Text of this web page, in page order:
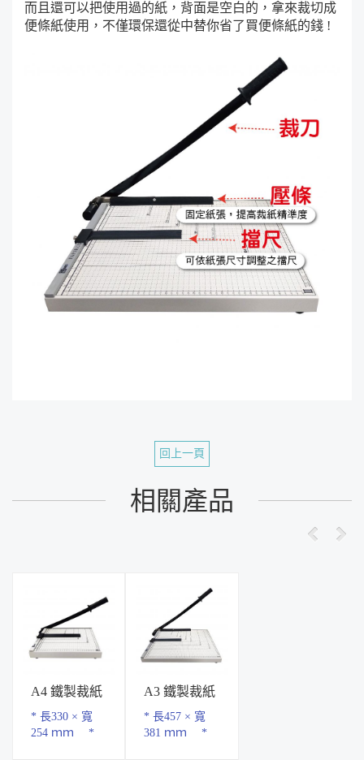
而且還可以把使用過的紙，背面是空白的，拿來裁切成
便條紙使用，不僅環保還從中替你省了買便條紙的錢 !
回上一頁
相關產品
A4 鐵製裁紙
機_12吋x10
吋
* 長330 × 寬
254 ｍｍ *
A3 鐵製裁紙
機_18吋X15
吋
* 長457 × 寬
381 ｍｍ *